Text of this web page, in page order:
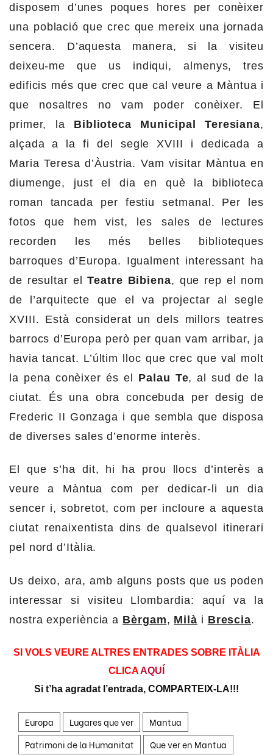
disposem d’unes poques hores per conèixer
una població que crec que mereix una jornada
sencera. D’aquesta manera, si la visiteu
deixeu-me que us indiqui, almenys, tres
edificis més que crec que cal veure a Màntua i
que nosaltres no vam poder conèixer. El
primer, la Biblioteca Municipal Teresiana,
alçada a la fi del segle XVIII i dedicada a
Maria Teresa d’Àustria. Vam visitar Màntua en
diumenge, just el dia en què la biblioteca
roman tancada per festiu setmanal. Per les
fotos que hem vist, les sales de lectures
recorden les més belles biblioteques
barroques d’Europa. Igualment interessant ha
de resultar elTeatre Bibiena, que rep el nom
de l’arquitecte que el va projectar al segle
XVIII. Està considerat un dels millors teatres
barrocs d’Europa però per quan vam arribar, ja
havia tancat. L’últim lloc que crec que val molt
la pena conèixer és el Palau Te, al sud de la
ciutat. És una obra concebuda per desig de
Frederic II Gonzaga i que sembla que disposa
de diverses sales d’enorme interès.
El que s’ha dit, hi ha prou llocs d’interès a
veure a Màntua com per dedicar-li un dia
sencer i, sobretot, com per incloure a aquesta
ciutat renaixentista dins de qualsevol itinerari
pel nord d’Itàlia.
Us deixo, ara, amb alguns posts que us poden
interessar si visiteu Llombardia: aquí va la
nostra experiència a Bèrgam, Milà i Brescia.
SI VOLS VEURE ALTRES ENTRADES SOBRE ITÀLIA
CLICAAQUÍ
Si t’ha agradat l’entrada, COMPARTEIX-LA!!!
Europa Lugares que ver
Mantua
Patrimoni de la Humanitat
Que ver en Mantua